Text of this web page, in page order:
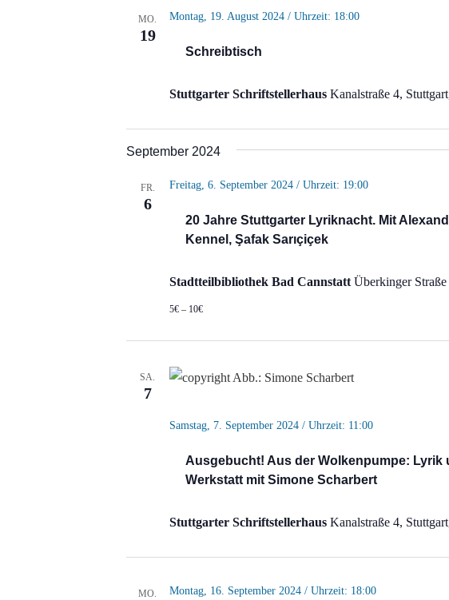
MO.
19
Schreibtisch
Montag, 19. August 2024 / Uhrzeit: 18:00
Stuttgarter Schriftstellerhaus Kanalstraße 4,
September 2024
FR.
6
20 Jahre Stuttgarter Lyriknacht. Mit
Kennel, Şafak Sarıçiçek
Freitag, 6. September 2024 / Uhrzeit: 19:00
Stadtteilbibliothek Bad Cannstatt Überkinger
5€ – 10€
SA.
7
Ausgebucht! Aus der Wolkenpumpe: Lyrik
Werkstatt mit Simone Scharbert
Samstag, 7. September 2024 / Uhrzeit: 11:00
Stuttgarter Schriftstellerhaus Kanalstraße 4,
MO. Montag, 16. September 2024 / Uhrzeit: 18:00